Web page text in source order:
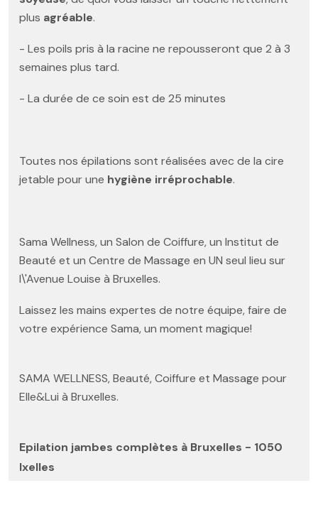
plus agréable.
- Les poils pris à la racine ne repousseront que 2 à 3
semaines plus tard.
- La durée de ce soin est de 25 minutes
Toutes nos épilations sont réalisées avec de la cire
jetable pour une hygiène irréprochable.
Sama Wellness, un Salon de Coiffure, un Institut de
Beauté et un Centre de Massage en UN seul lieu sur
l\'Avenue Louise à Bruxelles.
Laissez les mains expertes de notre équipe, faire de
votre expérience Sama, un moment magique!
SAMA WELLNESS, Beauté, Coiffure et Massage pour
Elle&Lui à Bruxelles.
Epilation jambes complètes à Bruxelles - 1050
Ixelles